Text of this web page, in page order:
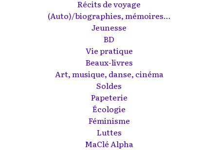
Récits de voyage
(Auto)/biographies, mémoires...
Jeunesse
BD
Vie pratique
Beaux-livres
Art, musique, danse, cinéma
Soldes
Papeterie
Écologie
Féminisme
Luttes
MaClé Alpha